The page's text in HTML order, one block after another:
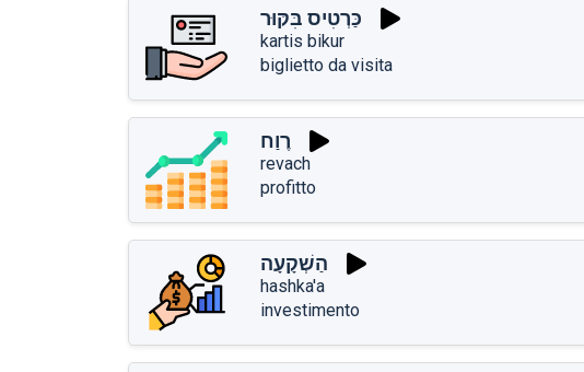
כַּרְטִיס בִּקּוּר
kartis bikur
biglietto da visita
רֶוַח
revach
profitto
הַשְׁקָעָה
hashka'a
investimento